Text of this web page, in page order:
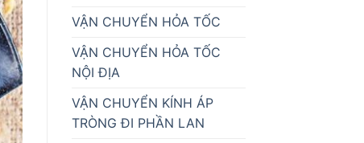
VẬN CHUYỂN HỎA TỐC
VẬN CHUYỂN HỎA TỐC
NỘI ĐỊA
VẬN CHUYỂN KÍNH ÁP
TRÒNG ĐI PHẦN LAN